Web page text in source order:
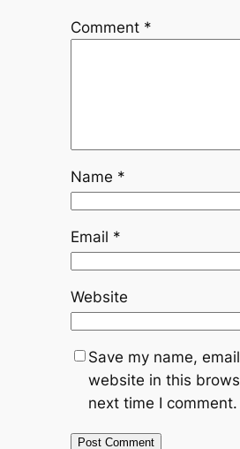
Comment *
Name *
Email *
Website
Save my name,
website in this
next time I comment.